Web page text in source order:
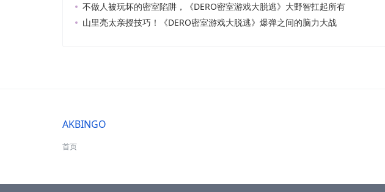
不做人被玩坏的密室陷阱，《DERO密室游戏大脱逃》大野智扛起所有
山里亮太亲授技巧！《DERO密室游戏大脱逃》爆弹之间的脑力大战
AKBINGO
首页